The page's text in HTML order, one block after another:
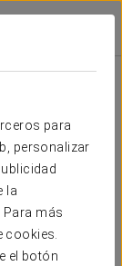
para
personalizar
la
más
cookies.
el botón